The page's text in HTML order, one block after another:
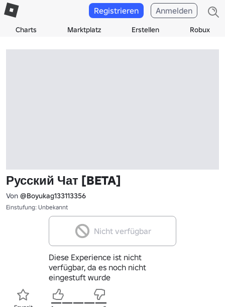
Charts Marktplatz Erstellen Robux
Registrieren Anmelden
Русский Чат [BETA]
Von @Boyukag133113356
Einstufung: Unbekannt
Nicht verfügbar
Diese Experience ist nicht
verfügbar, da es noch nicht
eingestuft wurde